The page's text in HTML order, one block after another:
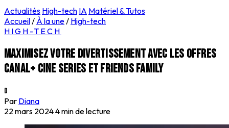
Actualités High-tech IA Matériel & Tutos
Accueil/ À la une/ High-tech
HIGH-TECH
Maximisez votre divertissement avec les offres
CANAL+ CINE SERIES et FRIENDS FAMILY
D
Par Diana
22 mars 20244 min de lecture